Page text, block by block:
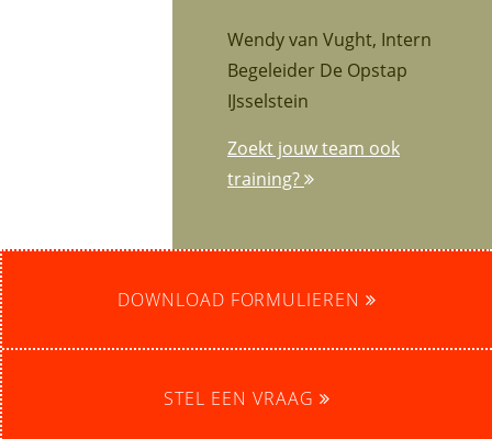
Wendy van Vught, Intern
Begeleider De Opstap
IJsselstein
Zoekt jouw team ook
training?
DOWNLOAD FORMULIEREN
STEL EEN VRAAG